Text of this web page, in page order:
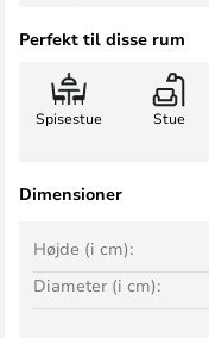
Perfekt til disse rum
Spisestue Stue
Dimensioner
Højde (i cm):
Diameter (i cm):